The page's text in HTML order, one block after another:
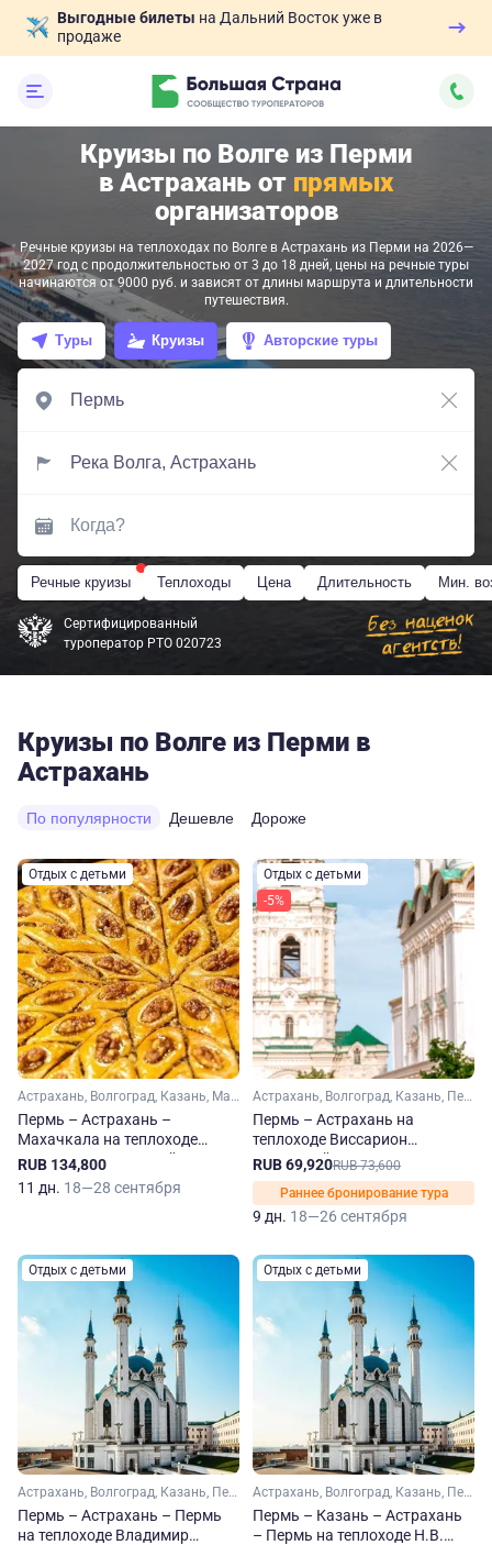
Выгодные билеты на Дальний Восток уже в
продаже
Круизы по Волге из Перми
в Астрахань от прямых
организаторов
Речные круизы на теплоходах по Волге в Астрахань из Перми на 2026—
2027 год с продолжительностью от 3 до 18 дней, цены на речные туры
начинаются от 9000 руб. и зависят от длины маршрута и длительности
путешествия.
Туры Круизы Авторские туры
Речные круизы Теплоходы Цена Длительность Мин.
Сертифицированный
туроператор РТО 020723
Круизы по Волге из Перми в
Астрахань
По популярности Дешевле Дороже
Отдых с детьми
Астрахань, Волгоград, Казань, Махачкала, Пермь, Самара, Саратов, Дербент, Тольятти, Чайковский, Елабуга
Пермь – Астрахань –
Махачкала на теплоходе
Виссарион Белинский
RUB 134,800
11 дн. 18—28 сентября
Отдых с детьми
-5%
Астрахань, Волгоград, Казань, Пермь, Самара, Саратов, Тольятти, Чайковский, Елабуга
Пермь – Астрахань на
теплоходе Виссарион
Белинский
RUB 69,920RUB 73,600
Раннее бронирование тура
9 дн. 18—26 сентября
Отдых с детьми
Астрахань, Волгоград, Казань, Пермь, Самара, Саратов, Тольятти, Чайковский, Сарапул, Елабуга, Тетюши
Пермь – Астрахань – Пермь
на теплоходе Владимир
Отдых с детьми
Астрахань, Волгоград, Казань, Пермь, Самара, Саратов, Тольятти, Чайковский, Елабуга, Чистополь
Пермь – Казань – Астрахань
– Пермь на теплоходе Н.В.